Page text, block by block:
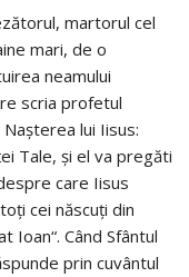
martorul cel
mari, de o
neamului
scria profetul
lui Iisus:
Tale, și el va pregăti
care Iisus
cei născuți din
Ioan“. Când Sfântul
prin cuvântul